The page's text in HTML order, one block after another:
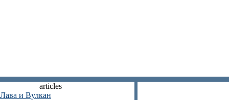
articles
Лава и Вулкан